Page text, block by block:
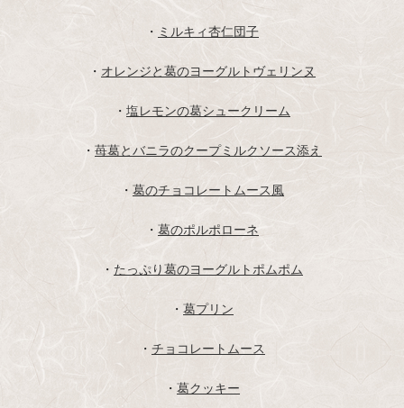
・ ミルキィ杏仁団子
・ オレンジと葛のヨーグルトヴェリンヌ
・ 塩レモンの葛シュークリーム
・ 苺葛とバニラのクープミルクソース添え
・ 葛のチョコレートムース風
・ 葛のポルポローネ
・ たっぷり葛のヨーグルトポムポム
・ 葛プリン
・ チョコレートムース
・ 葛クッキー